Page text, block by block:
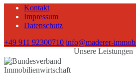
Kontakt
Impressum
Datenschutz
+49 911 92300710 info@maderer-
Unsere Leistungen